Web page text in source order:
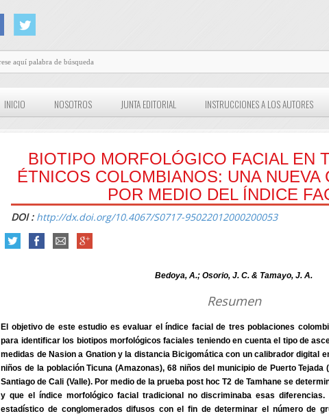
INICIO NOSOTROS JUNTA EDITORIAL INSTRUCCIONES A LOS AUTORES
BIOTIPO MORFOLÓGICO FACIAL EN
ÉTNICOS COLOMBIANOS: UNA NUEVA
POR MEDIO DEL ÍNDICE
DOI : http://dx.doi.org/10.4067/S0717-95022012000200053
Bedoya, A.; Osorio, J. C. & Tamayo, J. A.
Resumen
El objetivo de este estudio es evaluar el índice facial de tres poblaciones
para identificar los biotipos morfológicos faciales teniendo en cuenta el tipo de
medidas de Nasion a Gnation y la distancia Bicigomática con un calibrador digital
niños de la población Ticuna (Amazonas), 68 niños del municipio de Puerto
Santiago de Cali (Valle). Por medio de la prueba post hoc T2 de Tamhane se
y que el índice morfológico facial tradicional no discriminaba esas
estadístico de conglomerados difusos con el fin de determinar el número de